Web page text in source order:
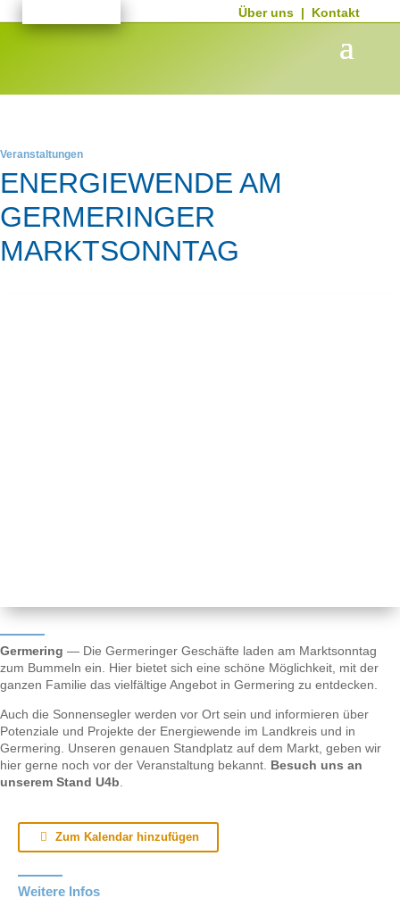
Über uns | Kontakt
Veranstaltungen
ENERGIEWENDE AM
GERMERINGER
MARKTSONNTAG
Germering — Die Germeringer Geschäfte laden am Marktsonntag
zum Bummeln ein. Hier bietet sich eine schöne Möglichkeit, mit der
ganzen Familie das vielfältige Angebot in Germering zu entdecken.
Auch die Sonnensegler werden vor Ort sein und informieren über
Potenziale und Projekte der Energiewende im Landkreis und in
Germering. Unseren genauen Standplatz auf dem Markt, geben wir
hier gerne noch vor der Veranstaltung bekannt. Besuch uns an
unserem Stand U4b
Zum Kalendar hinzufügen
Weitere Infos